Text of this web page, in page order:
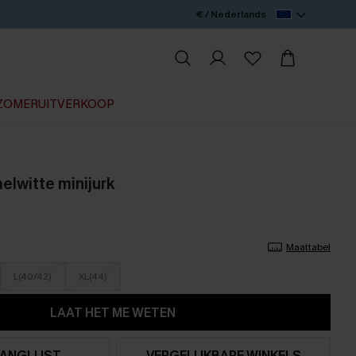
€ / Nederlands
minijurk
Maattabel
L(40/42) XL(44)
LAAT HET ME WETEN